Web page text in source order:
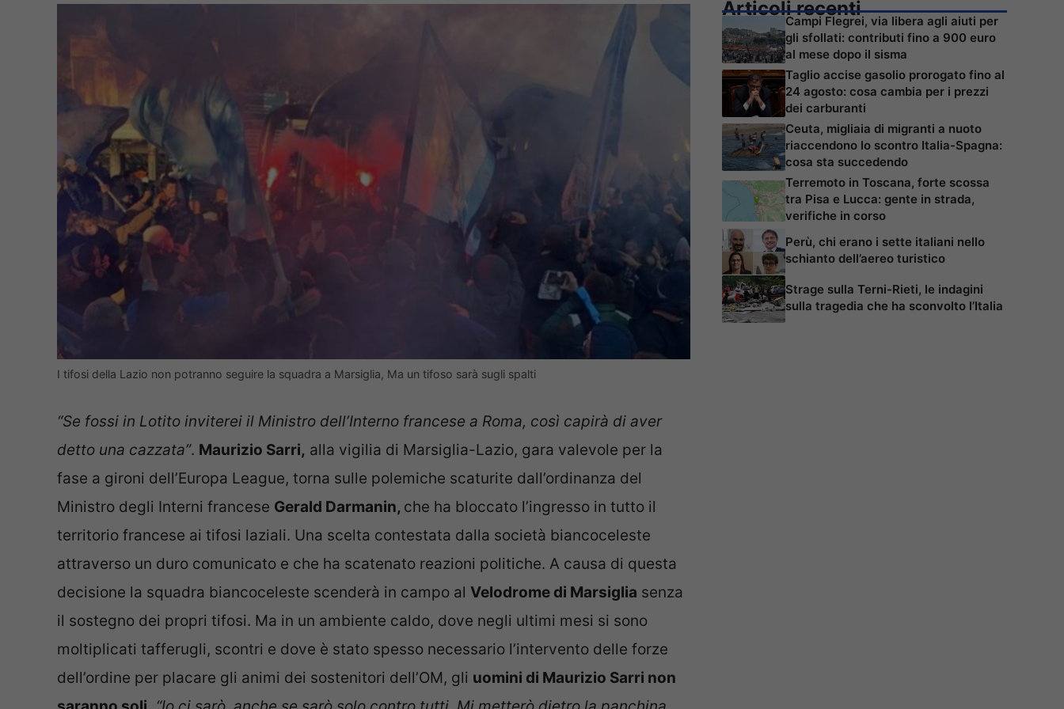
I tifosi della Lazio non potranno seguire la squadra a Marsiglia, Ma un tifoso sarà sugli spalti
“Se fossi in Lotito inviterei il Ministro dell’Interno francese a Roma, così capirà di aver
detto una cazzata”. Maurizio Sarri, alla vigilia di Marsiglia-Lazio, gara valevole per la
fase a gironi dell’Europa League, torna sulle polemiche scaturite dall’ordinanza del
Ministro degli Interni francese Gerald Darmanin, che ha bloccato l’ingresso in tutto il
territorio francese ai tifosi laziali. Una scelta contestata dalla società biancoceleste
attraverso un duro comunicato e che ha scatenato reazioni politiche. A causa di questa
decisione la squadra biancoceleste scenderà in campo al Velodrome di Marsiglia senza
il sostegno dei propri tifosi. Ma in un ambiente caldo, dove negli ultimi mesi si sono
moltiplicati tafferugli, scontri e dove è stato spesso necessario l’intervento delle forze
dell’ordine per placare gli animi dei sostenitori dell’OM, gli uomini di Maurizio Sarri non
Articoli recenti
Campi Flegrei, via libera agli aiuti per
gli sfollati: contributi fino a 900 euro
al mese dopo il sisma
Taglio accise gasolio prorogato fino al
24 agosto: cosa cambia per i prezzi
dei carburanti
Ceuta, migliaia di migranti a nuoto
riaccendono lo scontro Italia-Spagna:
cosa sta succedendo
Terremoto in Toscana, forte scossa
tra Pisa e Lucca: gente in strada,
verifiche in corso
Perù, chi erano i sette italiani nello
schianto dell’aereo turistico
Strage sulla Terni-Rieti, le indagini
sulla tragedia che ha sconvolto l’Italia